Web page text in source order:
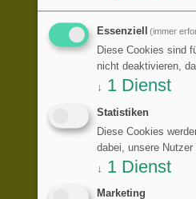
Essenziell (immer
Diese Cookies sind
nicht deaktivieren,
↓ 1 Dienst
Statistiken
Diese Cookies
dabei, unsere
↓ 1 Dienst
Marketing